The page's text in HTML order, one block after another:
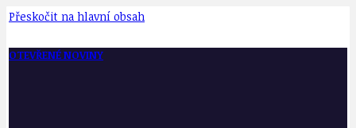
Přeskočit na hlavní obsah
OTEVŘENÉ NOVINY